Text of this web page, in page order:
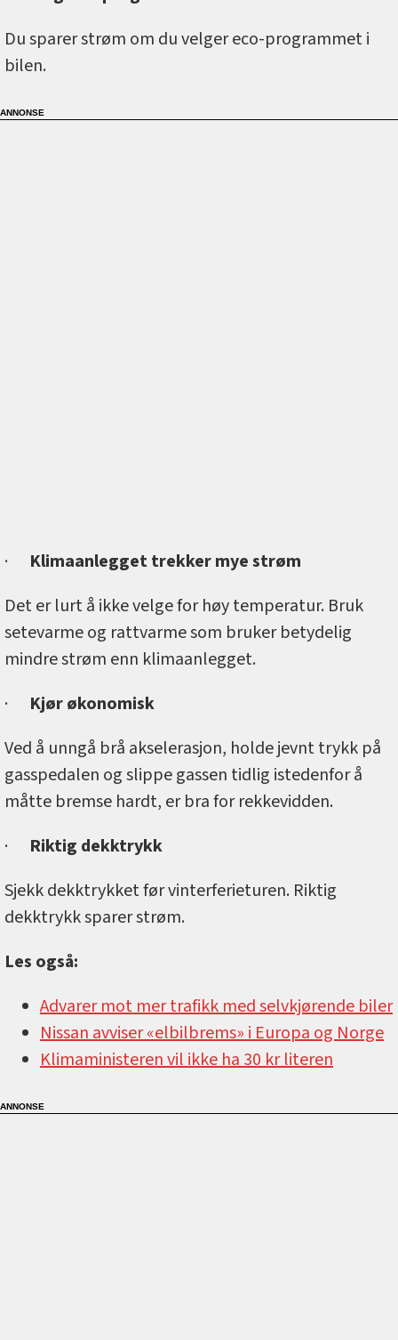
Du sparer strøm om du velger eco-programmet i
bilen.
· Klimaanlegget trekker mye strøm
Det er lurt å ikke velge for høy temperatur. Bruk
setevarme og rattvarme som bruker betydelig
mindre strøm enn klimaanlegget.
· Kjør økonomisk
Ved å unngå brå akselerasjon, holde jevnt trykk på
gasspedalen og slippe gassen tidlig istedenfor å
måtte bremse hardt, er bra for rekkevidden.
· Riktig dekktrykk
Sjekk dekktrykket før vinterferieturen. Riktig
dekktrykk sparer strøm.
Les også:
Advarer mot mer trafikk med selvkjørende biler
Nissan avviser «elbilbrems» i Europa og Norge
Klimaministeren vil ikke ha 30 kr literen